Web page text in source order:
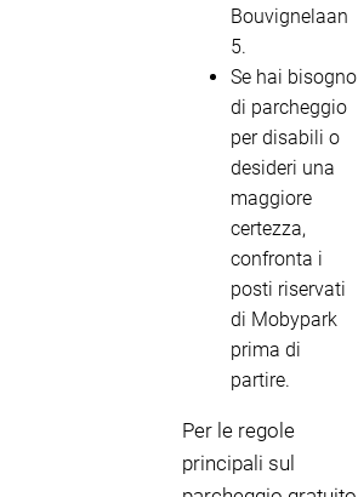
Bouvignelaan
5.
Se hai bisogno
di parcheggio
per disabili o
desideri una
maggiore
certezza,
confronta i
posti riservati
di Mobypark
prima di
partire.
Per le regole
principali sul